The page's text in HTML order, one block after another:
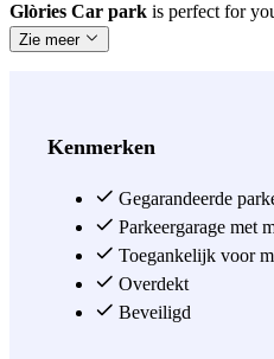
Glòries Car park is perfect for
Zie meer
Kenmerken
Gegarandeerde
Parkeergarage met
Toegankelijk voor
Overdekt
Beveiligd